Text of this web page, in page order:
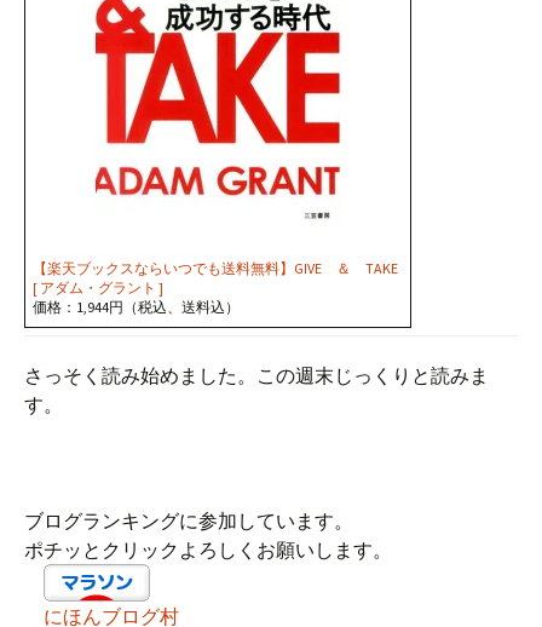
【楽天ブックスならいつでも送料無料】GIVE ＆ TAKE
[ アダム・グラント ]
価格：1,944円（税込、送料込）
さっそく読み始めました。この週末じっくりと読みま
す。
ブログランキングに参加しています。
ポチッとクリックよろしくお願いします。
にほんブログ村